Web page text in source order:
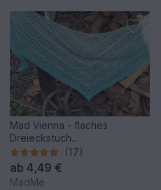
Mad Vienna - flaches
Dreieckstuch
*anfängertauglich*
(17)
ab 4,49 €
MadMe